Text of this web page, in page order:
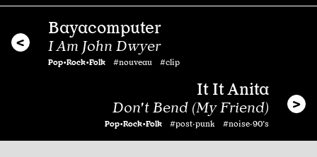
Bayacomputer
I Am John Dwyer
Pop•Rock•Folk #nouveau #clip
It It Anita
Don't Bend (My Friend)
Pop•Rock•Folk #post·punk #noise·90's